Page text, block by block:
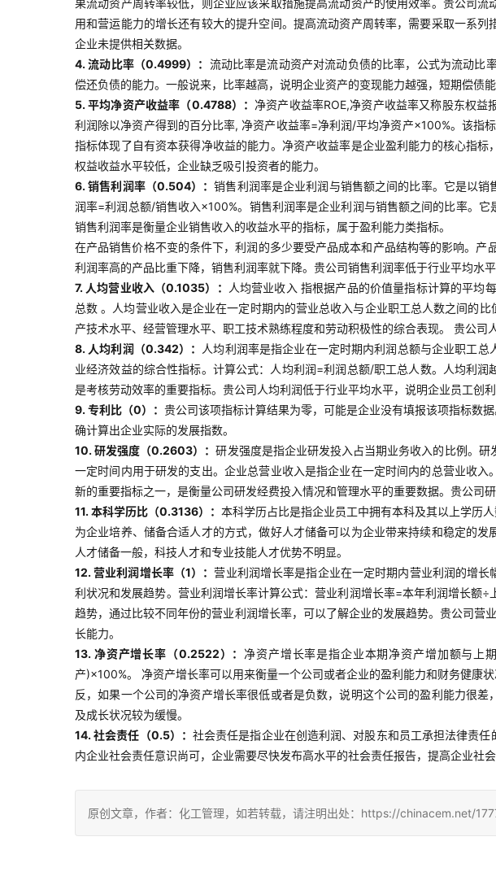
果流动资产周转率较低，则企业应该采取措施提高流动资产的使用效率。贵公司
用和营运能力的增长还有较大的提升空间。提高流动资产周转率，需要采取一系
企业未提供相关数据。
4. 流动比率（0.4999）： 流动比率是流动资产对流动负债的比率，公式为流动比
偿还负债的能力。一般说来，比率越高，说明企业资产的变现能力越强，短期偿债
5. 平均净资产收益率（0.4788）： 净资产收益率ROE,净资产收益率又称股东权
利润除以净资产得到的百分比率, 净资产收益率=净利润/平均净资产×100%。该指
指标体现了自有资本获得净收益的能力。净资产收益率是企业盈利能力的核心指
权益收益水平较低，企业缺乏吸引投资者的能力。
6. 销售利润率（0.504）：销售利润率是企业利润与销售额之间的比率。它是以
润率=利润总额/销售收入×100%。销售利润率是企业利润与销售额之间的比率。
销售利润率是衡量企业销售收入的收益水平的指标，属于盈利能力类指标。
在产品销售价格不变的条件下，利润的多少要受产品成本和产品结构等的影响。
利润率高的产品比重下降，销售利润率就下降。贵公司销售利润率低于行业平均水
7. 人均营业收入（0.1035）：
人均营业收入 指根据产品的价值量指标计算的平均
总数 。人均营业收入是企业在一定时期内的营业总收入与企业职工总人数之间的
产技术水平、经营管理水平、职工技术熟练程度和劳动积极性的综合表现。 贵公
8. 人均利润（0.342）：
人均利润率是指企业在一定时期内利润总额与企业职工
业经济效益的综合性指标。计算公式：人均利润=利润总额/职工总人数。人均利
是考核劳动效率的重要指标。贵公司人均利润低于行业平均水平，说明企业员工创
9. 专利比（0）： 贵公司该项指标计算结果为零，可能是企业没有填报该项指标数
确计算出企业实际的发展指数。
10. 研发强度（0.2603）：研发强度是指企业研发投入占当期业务收入的比例。
一定时间内用于研发的支出。企业总营业收入是指企业在一定时间内的总营业收
新的重要指标之一，是衡量公司研发经费投入情况和管理水平的重要数据。贵公司
11. 本科学历比（0.3136）： 本科学历占比是指企业员工中拥有本科及其以上学历
为企业培养、储备合适人才的方式，做好人才储备可以为企业带来持续和稳定的
人才储备一般，科技人才和专业技能人才优势不明显。
12. 营业利润增长率（1）：营业利润增长率是指企业在一定时期内营业利润的增
利状况和发展趋势。营业利润增长率计算公式：营业利润增长率=本年利润增长额
趋势，通过比较不同年份的营业利润增长率，可以了解企业的发展趋势。贵公司
长能力。
13. 净资产增长率（0.2522）： 净资产增长率是指企业本期净资产增加额与上
产)×100%。 净资产增长率可以用来衡量一个公司或者企业的盈利能力和财务健康
反，如果一个公司的净资产增长率很低或者是负数，说明这个公司的盈利能力很
及成长状况较为缓慢。
14. 社会责任（0.5）： 社会责任是指企业在创造利润、对股东和员工承担法律责
内企业社会责任意识尚可，企业需要尽快发布高水平的社会责任报告，提高企业社会
原创文章，作者：化工管理，如若转载，请注明出处：https://chinacem.net/